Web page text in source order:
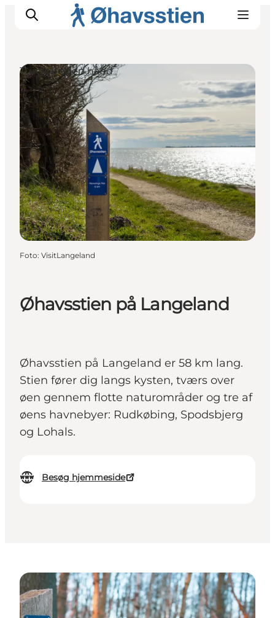
Inspiration
Vandreruter
Planlægning
Øhavsstien på Langeland
Øhavsstien på Langeland er 58 km lang.
Stien fører dig langs kysten, tværs over
øen gennem flotte naturområder og tre af
øens havnebyer: Rudkøbing, Spodsbjerg
og Lohals.
Besøg hjemmeside
Ture på egen hånd
Foto: VisitLangeland